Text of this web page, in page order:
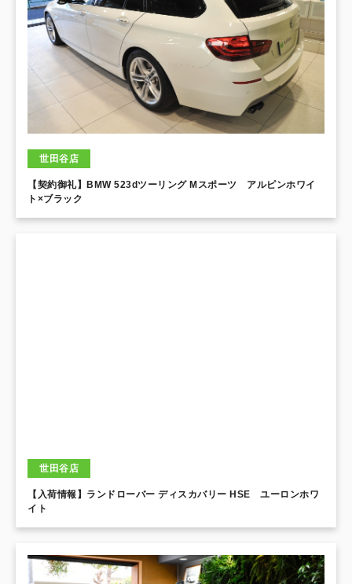
世田谷店
【契約御礼】BMW 523dツーリング Mスポーツ アルピンホワイ
ト×ブラック
世田谷店
【入荷情報】ランドローバー ディスカバリー HSE ユーロンホワ
イト